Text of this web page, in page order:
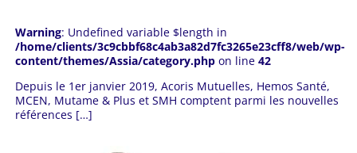
Warning: Undefined variable $length in
/home/clients/3c9cbbf68c4ab3a82d7fc3265e23cff8/web/wp-
content/themes/Assia/category.phpon line 42
Depuis le 1er janvier 2019, Acoris Mutuelles, Hemos Santé,
MCEN, Mutame & Plus et SMH comptent parmi les nouvelles
références […]